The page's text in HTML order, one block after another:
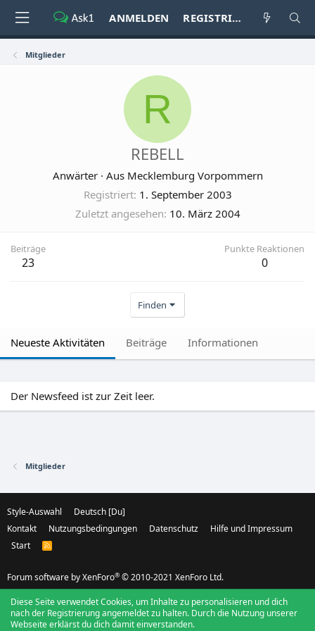
ANMELDEN REGISTRIEREN
Mitglieder
R
REBELL
Anwärter · Aus Mecklemburg Vorpommern
Registriert 1. September 2003
Zuletzt angesehen 10. März 2004
Beiträge
23
Punkte Reaktionen
0
Finden
Neueste Aktivitäten Beiträge Informationen
Der Newsfeed ist zur Zeit leer.
Mitglieder
Style-Auswahl
Deutsch [Du]
Kontakt
Nutzungsbedingungen Datenschutz
Hilfe und Impressum
Start
R
S
Forum software by XenForo® © 2010-2021 XenForo Ltd.
Diese Seite verwendet Cookies, um Inhalte zu personalisieren und dich
nach der Registrierung angemeldet zu halten. Durch die Nutzung unserer
Webseite erklärst du dich damit einverstanden.